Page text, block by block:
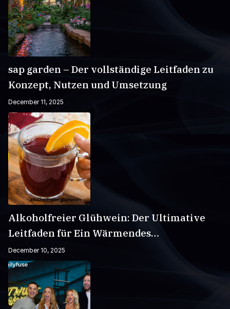
sap garden – Der vollständige Leitfaden zu
Konzept, Nutzen und Umsetzung
December 11, 2025
Alkoholfreier Glühwein: Der Ultimative
Leitfaden für Ein Wärmendes
Wintergetränk
December 10, 2025